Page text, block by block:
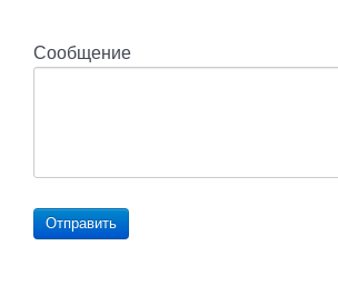
Сообщение
Отправить